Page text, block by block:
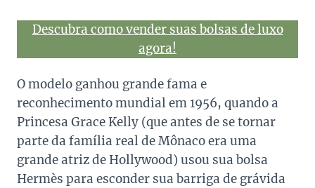
Descubra como vender suas bolsas de luxo
agora!
O modelo ganhou grande fama e
reconhecimento mundial em 1956, quando a
Princesa Grace Kelly (que antes de se tornar
parte da família real de Mônaco era uma
grande atriz de Hollywood) usou sua bolsa
Hermès para esconder sua barriga de grávida